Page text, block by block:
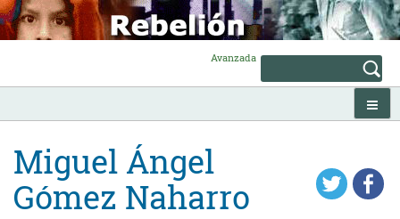
Skip
to
content
Avanzada
Miguel Ángel
Gómez Naharro